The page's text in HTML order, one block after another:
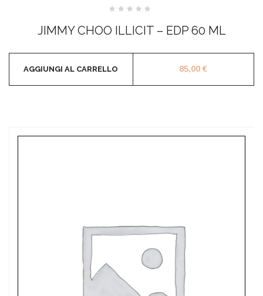
su
5
JIMMY CHOO ILLICIT – EDP 60 ML
85,00€
AGGIUNGI AL CARRELLO